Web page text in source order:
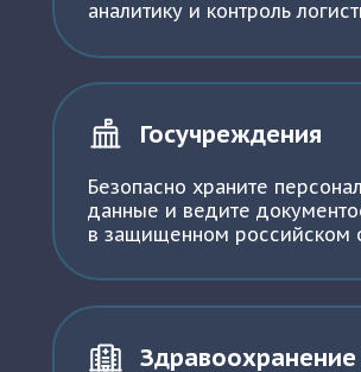
аналитику и контроль
Госучреждения
Безопасно храните
данные и ведите
в защищенном российском
Здравоохранение